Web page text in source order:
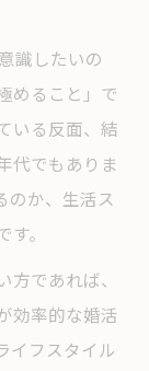
工夫
集
力アップ
える方法
方
とは
慣
識したいの
めること」で
いる反面、結
代でもありま
のか、生活ス
。
であれば、
効率的な婚活
イフスタイル